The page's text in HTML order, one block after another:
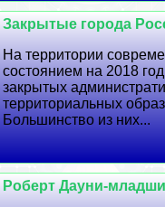
Закрытые города
На территории
состоянием на 2018
закрытых
территориальных
Большинство из них...
Роберт Дayни-